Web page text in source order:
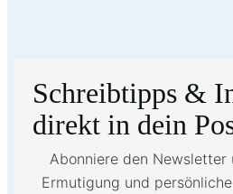
Schreibtipps &
direkt in dein
Abonniere den Newsletter
Ermutigung und